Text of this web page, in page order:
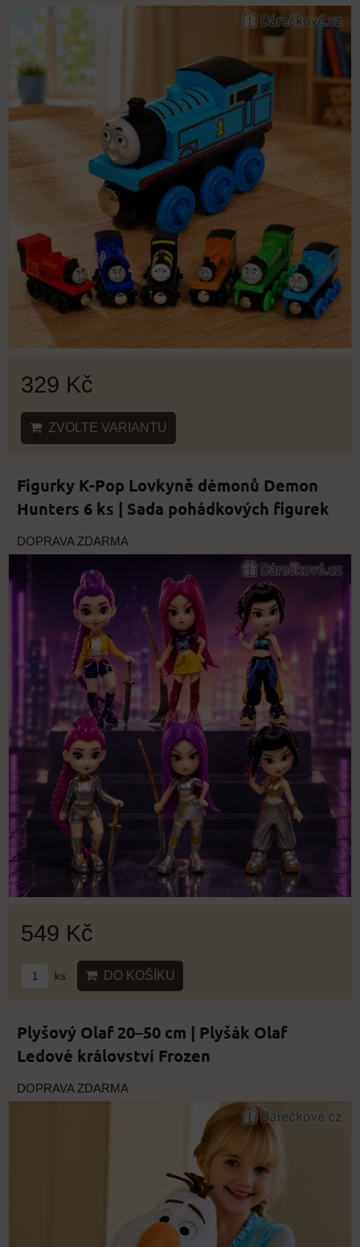
329 Kč
ZVOLTE VARIANTU
Figurky K-Pop Lovkyně démonů Demon
Hunters 6 ks | Sada pohádkových figurek
DOPRAVA ZDARMA
549 Kč
ks DO KOŠÍKU
Plyšový Olaf 20–50 cm | Plyšák Olaf
Ledové království Frozen
DOPRAVA ZDARMA